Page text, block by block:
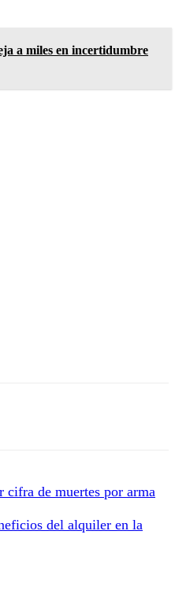
a miles en incertidumbre
cifra de muertes por arma
del alquiler en la